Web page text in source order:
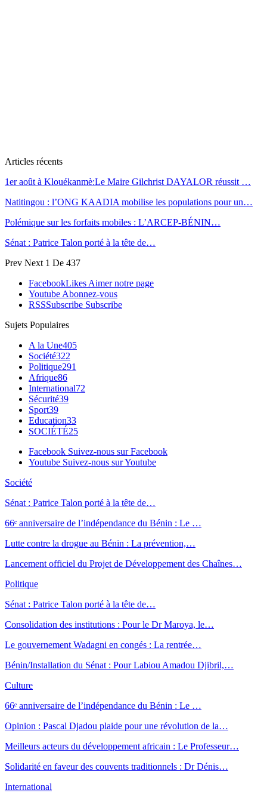
Articles récents
1er août à Klouékanmè:Le Maire Gilchrist DAYALOR réussit …
Natitingou : l’ONG KAADIA mobilise les populations pour un…
Polémique sur les forfaits mobiles : L’ARCEP-BÉNIN…
Sénat : Patrice Talon porté à la tête de…
Prev Next 1 De 437
FacebookLikes Aimer notre page
Youtube Abonnez-vous
RSSSubscribe Subscribe
Sujets Populaires
A la Une405
Société322
Politique291
Afrique86
International72
Sécurité39
Sport39
Education33
SOCIÉTÉ25
Facebook Suivez-nous sur Facebook
Youtube Suivez-nous sur Youtube
Société
Sénat : Patrice Talon porté à la tête de…
66ᵉ anniversaire de l’indépendance du Bénin : Le …
Lutte contre la drogue au Bénin : La prévention,…
Lancement officiel du Projet de Développement des Chaînes…
Politique
Sénat : Patrice Talon porté à la tête de…
Consolidation des institutions : Pour le Dr Maroya, le…
Le gouvernement Wadagni en congés : La rentrée…
Bénin/Installation du Sénat : Pour Labiou Amadou Djibril,…
Culture
66ᵉ anniversaire de l’indépendance du Bénin : Le …
Opinion : Pascal Djadou plaide pour une révolution de la…
Meilleurs acteurs du développement africain : Le Professeur…
Solidarité en faveur des couvents traditionnels : Dr Dénis…
International